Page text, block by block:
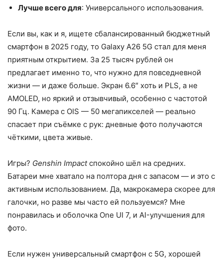
Лучше всего для: Универсального использования.
Если вы, как и я, ищете сбалансированный бюджетный
смартфон в 2025 году, то Galaxy A26 5G стал для меня
приятным открытием. За 25 тысяч рублей он
предлагает именно то, что нужно для повседневной
жизни — и даже больше. Экран 6.6″ хоть и PLS, а не
AMOLED, но яркий и отзывчивый, особенно с частотой
90 Гц. Камера с OIS — 50 мегапикселей — реально
спасает при съёмке с рук: дневные фото получаются
чёткими, цвета живые.
Игры? Genshin Impactспокойно шёл на средних.
Батареи мне хватало на полтора дня с запасом — и это с
активным использованием. Да, макрокамера скорее для
галочки, но разве мы часто ей пользуемся? Мне
понравилась и оболочка One UI 7, и AI-улучшения для
фото.
Если нужен универсальный смартфон с 5G, хорошей